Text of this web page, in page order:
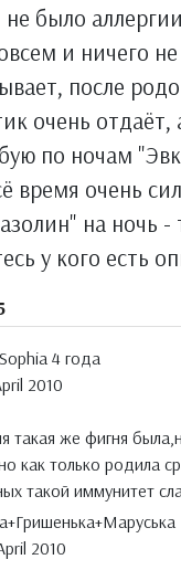
было
и ничего
после
очень
по ночам
время очень
на ночь
у кого есть
4 года
2010
такая же фигня
как только родила
такой иммунитет
2010